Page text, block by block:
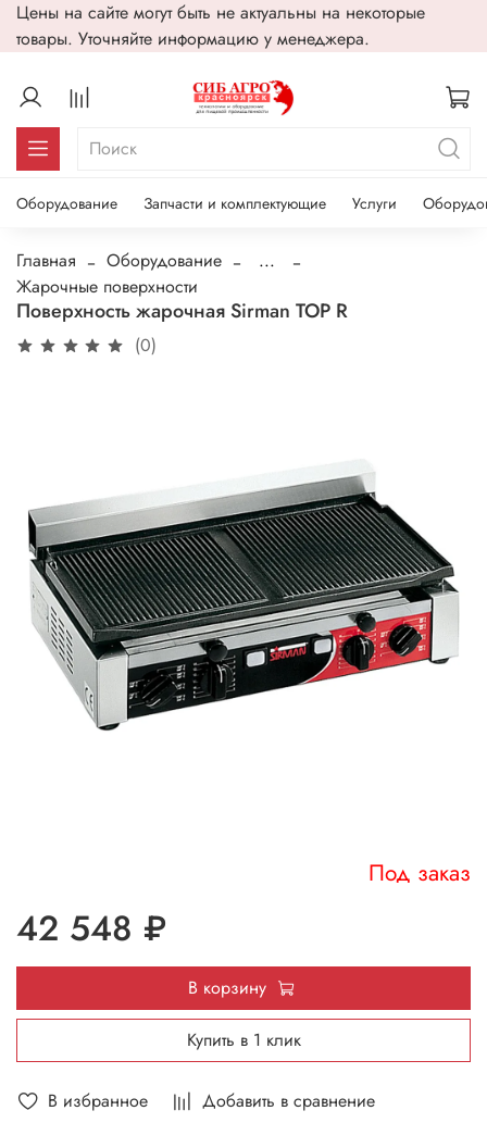
Цены на сайте могут быть не актуальны на некоторые
товары. Уточняйте информацию у менеджера.
Оборудование Запчасти и комплектующие Услуги
Главная Оборудование
...
Жарочные поверхности
Поверхность жарочная Sirman TOP R
(0)
В избранное Добавить в сравнение
Под заказ
42 548 ₽
В корзину
Купить в 1 клик